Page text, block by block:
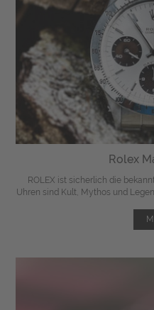
Rolex
ROLEX ist sicherlich die
Uhren sind Kult, Mythos und